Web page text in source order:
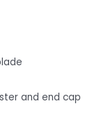
and end cap